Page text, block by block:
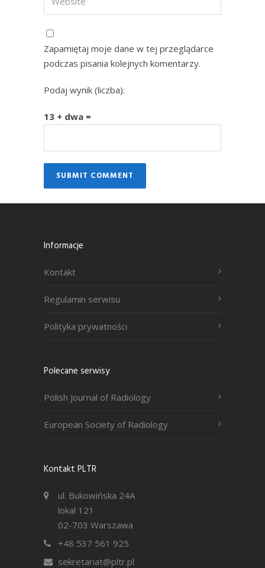
Zapamiętaj moje dane w tej przeglądarce
podczas pisania kolejnych komentarzy.
Podaj wynik (liczba):
13 + dwa =
Informacje
Kontakt
Regulamin serwisu
Polityka prywatności
Polecane serwisy
Polish Journal of Radiology
European Society of Radiology
Kontakt PLTR
ul. Bukowińska 24A
lokal 121
02-703 Warszawa
+48 537 561 925
sekretariat@pltr.pl